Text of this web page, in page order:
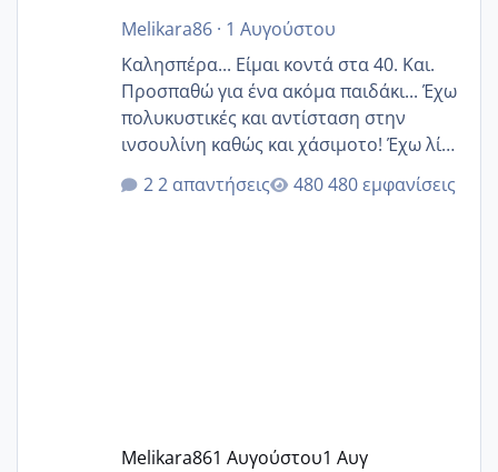
Melikara86· 1 Αυγούστου
Καλησπέρα... Είμαι κοντά στα 40. Και.
Προσπαθώ για ένα ακόμα παιδάκι... Έχω
πολυκυστικές και αντίσταση στην
ινσουλίνη καθώς και χάσιμοτο! Έχω λίγα
κιλά παραπάνω και όσο κ αν προσπαθώ
δεν χάνω εύκολα! Προσπαθώ για ακόμη
2 απαντήσεις 480 εμφανίσεις
Melikara861 Αυγούστου1 Αυγ